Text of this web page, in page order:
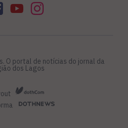
O portal de notícias do jornal da
dos Lagos